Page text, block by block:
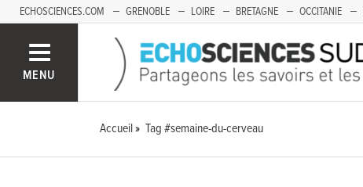
ECHOSCIENCES.COM GRENOBLE LOIRE BRETAGNE OCCITANIE
MENU
Accueil Tag #semaine-du-cerveau